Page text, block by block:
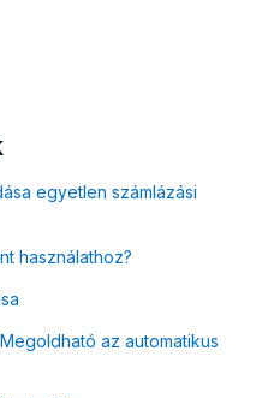
egyetlen számlázási
használathoz?
az automatikus